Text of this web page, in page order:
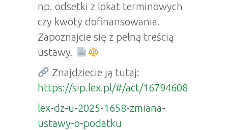
np. odsetki z lokat terminowych
czy kwoty dofinansowania.
Zapoznajcie się z pełną treścią
ustawy.
Znajdziecie ją tutaj:
https://sip.lex.pl/#/act/16794608
lex-dz-u-2025-1658-zmiana-
ustawy-o-podatku